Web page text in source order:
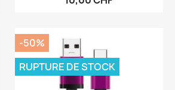
-50%
RUPTURE DE STOCK